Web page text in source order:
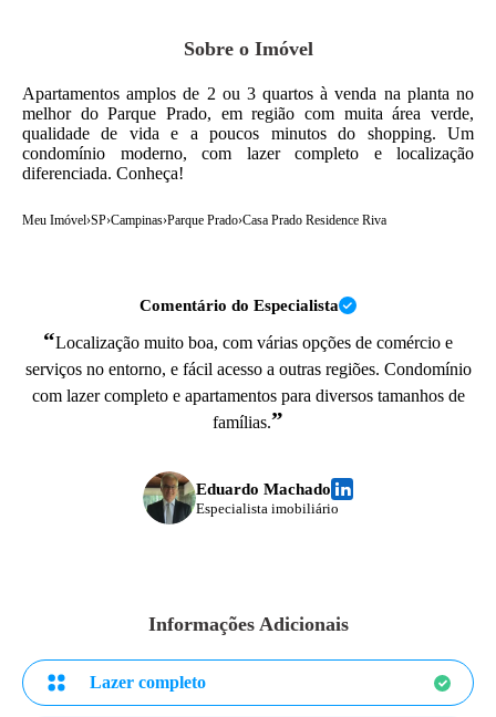
Sobre o Imóvel
Apartamentos amplos de 2 ou 3 quartos à venda na planta no
melhor do Parque Prado, em região com muita área verde,
qualidade de vida e a poucos minutos do shopping. Um
condomínio moderno, com lazer completo e localização
diferenciada. Conheça!
Meu Imóvel›SP›Campinas›Parque Prado›Casa Prado Residence Riva
Comentário do Especialista
“Localização muito boa, com várias opções de comércio e
serviços no entorno, e fácil acesso a outras regiões. Condomínio
com lazer completo e apartamentos para diversos tamanhos de
famílias.”
Eduardo Machado
Especialista imobiliário
Informações Adicionais
Lazer completo